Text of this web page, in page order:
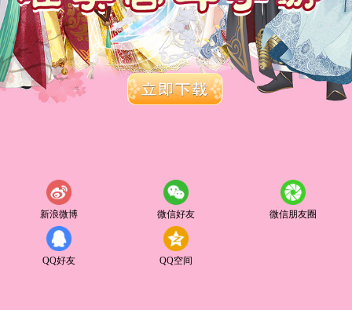
新浪微博 微信好友 微信朋友圈
QQ好友 QQ空间